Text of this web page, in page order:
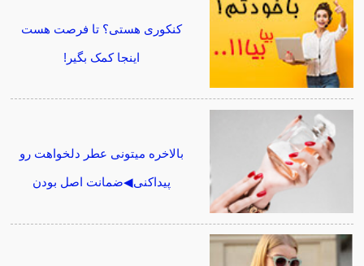
کنکوری هستی؟ تا فرصت هست
اینجا کمک بگیر!
بالاخره میتونی عطر دلخواهت رو
پیداکنی◀ضمانت اصل بودن